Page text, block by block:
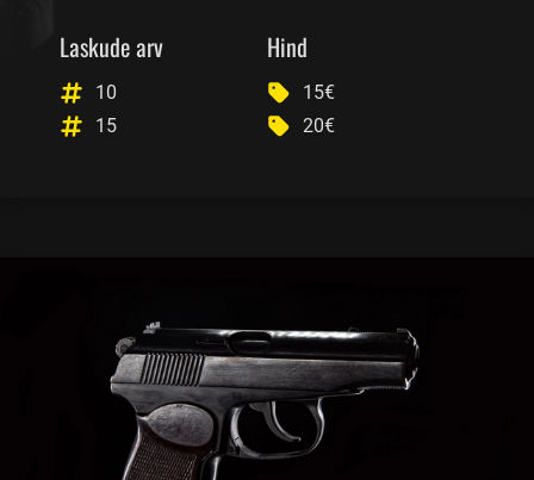
Laskude arv
10
15
Hind
15€
20€